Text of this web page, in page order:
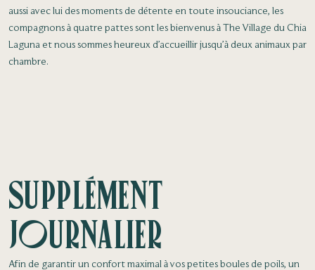
aussi avec lui des moments de détente en toute insouciance, les
compagnons à quatre pattes sont les bienvenus à The Village du Chia
Laguna et nous sommes heureux d’accueillir jusqu’à deux animaux par
chambre.
Supplément
journalier
Afin de garantir un confort maximal à vos petites boules de poils, un